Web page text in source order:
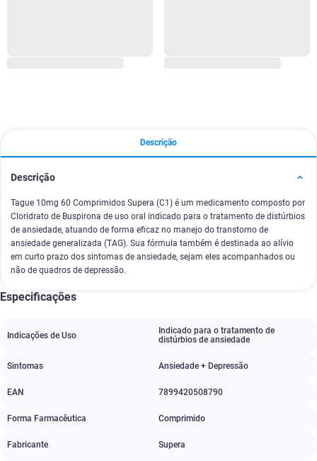
Descrição
Descrição
Tague 10mg 60 Comprimidos Supera (C1) é um medicamento composto por
Cloridrato de Buspirona de uso oral indicado para o tratamento de distúrbios
de ansiedade, atuando de forma eficaz no manejo do transtorno de
ansiedade generalizada (TAG). Sua fórmula também é destinada ao alívio
em curto prazo dos sintomas de ansiedade, sejam eles acompanhados ou
não de quadros de depressão.
Especificações
Indicações de Uso
Indicado para o tratamento de
distúrbios de ansiedade
Sintomas Ansiedade + Depressão
EAN 7899420508790
Forma Farmacêutica Comprimido
Fabricante Supera